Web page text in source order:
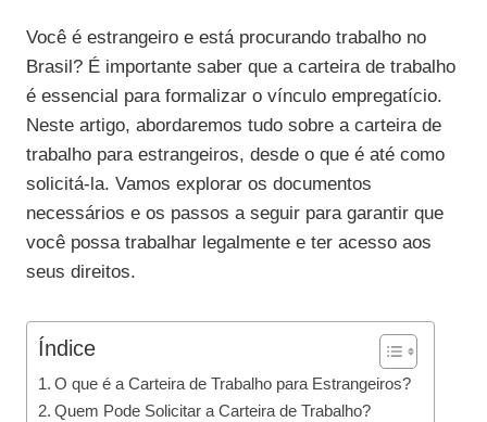
Você é estrangeiro e está procurando trabalho no
Brasil? É importante saber que a carteira de trabalho
é essencial para formalizar o vínculo empregatício.
Neste artigo, abordaremos tudo sobre a carteira de
trabalho para estrangeiros, desde o que é até como
solicitá-la. Vamos explorar os documentos
necessários e os passos a seguir para garantir que
você possa trabalhar legalmente e ter acesso aos
seus direitos.
Índice
O que é a Carteira de Trabalho para Estrangeiros?
Quem Pode Solicitar a Carteira de Trabalho?